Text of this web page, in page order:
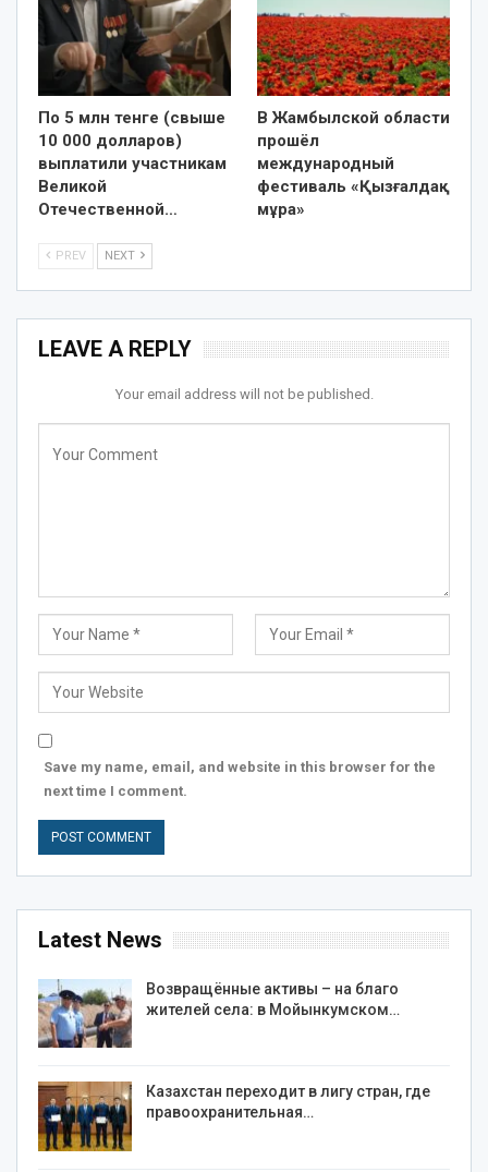
По 5 млн тенге (свыше
10 000 долларов)
выплатили участникам
Великой
Отечественной…
В Жамбылской области
прошёл
международный
фестиваль «Қызғалдақ
мұра»
PREV NEXT
LEAVE A REPLY
Your email address will not be published.
Save my name, email, and website in this browser for the
next time I comment.
Latest News
Возвращённые активы – на благо
жителей села: в Мойынкумском…
Казахстан переходит в лигу стран, где
правоохранительная…